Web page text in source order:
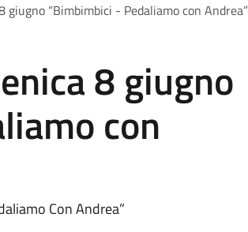
giugno “Bimbimbici - Pedaliamo con Andrea”
8 giugno
con
Con Andrea”